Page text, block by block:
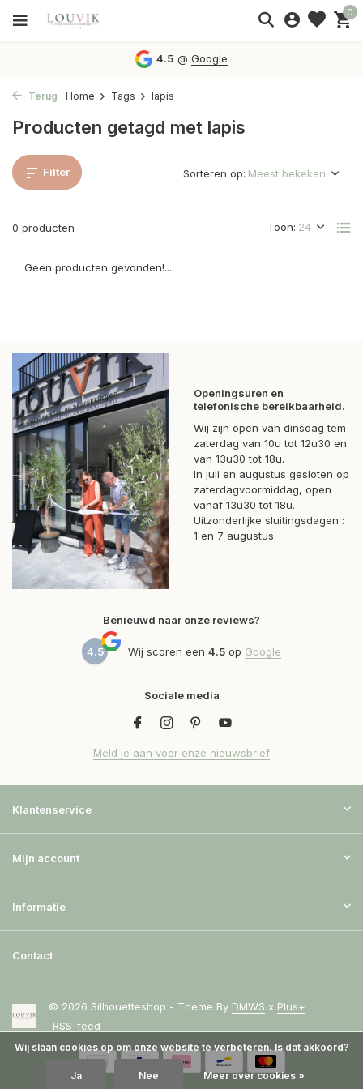
0
4.5 @Google
Terug Home Tags lapis
Producten getagd met lapis
Filter
0 producten Toon:
Sorteren op:
Geen producten gevonden!...
Openingsuren en
telefonische bereikbaarheid.
Wij zijn open van dinsdag tem
zaterdag van 10u tot 12u30 en
van 13u30 tot 18u.
In juli en augustus gesloten op
zaterdagvoormiddag, open
vanaf 13u30 tot 18u.
Uitzonderlijke sluitingsdagen :
1 en 7 augustus.
Benieuwd naar onze reviews?
4.5 Wij scoren een 4.5 op Google
Sociale media
Meld je aan voor onze nieuwsbrief
Klantenservice
Mijn account
Informatie
Contact
© 2026 Silhouetteshop - Theme By DMWS x Plus+
RSS-feed
Wij slaan cookies op om onze website te verbeteren. Is dat akkoord?
Ja Nee Meer over cookies »